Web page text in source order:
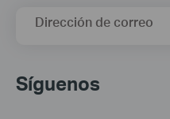
Dirección de correo
Síguenos